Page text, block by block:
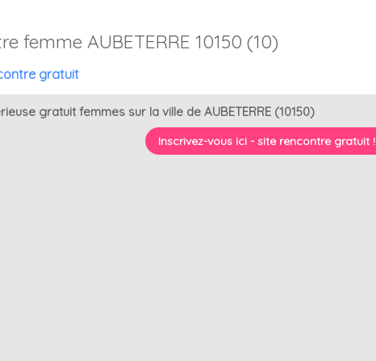
femme AUBETERRE 10150 (10)
gratuit
gratuit femmes sur la ville de AUBETERRE (10150)
Inscrivez-vous ici - site rencontre gratuit !